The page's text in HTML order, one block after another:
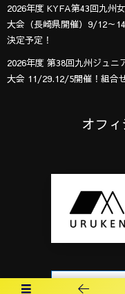
2026年度 KYFA第43回九州
大会（長崎県開催）9/12～
決定予定！
2026年度 第38回九州ジュ
大会 11/29.12/5開催！組合
オフ